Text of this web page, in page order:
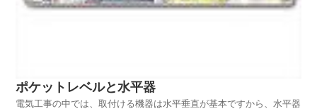
ポケットレベルと水平器
電気工事の中では、取付ける機器は水平垂直が基本ですから、水平器